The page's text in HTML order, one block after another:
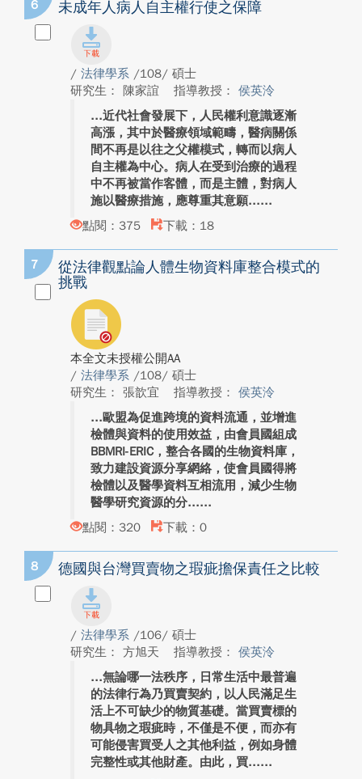
6 未成年人病人自主權行使之保障
/ 法律學系 /108/ 碩士
研究生： 陳家誼
指導教授： 侯英泠
近代社會發展下，人民權利意識逐漸
高漲，其中於醫療領域範疇，醫病關係
間不再是以往之父權模式，轉而以病人
自主權為中心。病人在受到治療的過程
中不再被當作客體，而是主體，對病人
施以醫療措施，應尊重其意願...
點閱：375
下載：18
7
從法律觀點論人體生物資料庫整合模式的
挑戰
本全文未授權公開AA
/ 法律學系 /108/ 碩士
研究生： 張歆宜
指導教授： 侯英泠
歐盟為促進跨境的資料流通，並增進
檢體與資料的使用效益，由會員國組成
BBMRI-ERIC，整合各國的生物資料庫，
致力建設資源分享網絡，使會員國得將
檢體以及醫學資料互相流用，減少生物
醫學研究資源的分...
點閱：320
下載：0
8 德國與台灣買賣物之瑕疵擔保責任之比較
/ 法律學系 /106/ 碩士
研究生： 方旭天
指導教授： 侯英泠
無論哪一法秩序，日常生活中最普遍
的法律行為乃買賣契約，以人民滿足生
活上不可缺少的物質基礎。當買賣標的
物具物之瑕疵時，不僅是不便，而亦有
可能侵害買受人之其他利益，例如身體
完整性或其他財產。由此，買...